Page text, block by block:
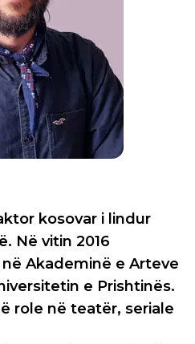
kosovar i lindur
Në vitin 2016
Akademinë e Arteve
e Prishtinës.
role në teatër, seriale